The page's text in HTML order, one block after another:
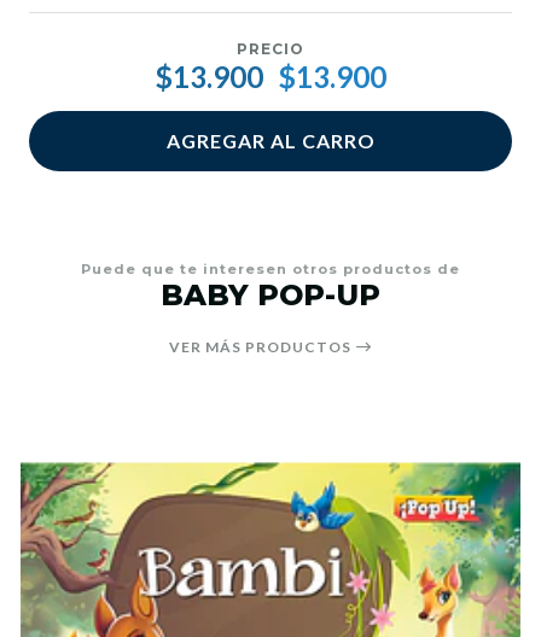
PRECIO
$13.900 $13.900
AGREGAR AL CARRO
Puede que te interesen otros productos de
BABY POP-UP
VER MÁS PRODUCTOS